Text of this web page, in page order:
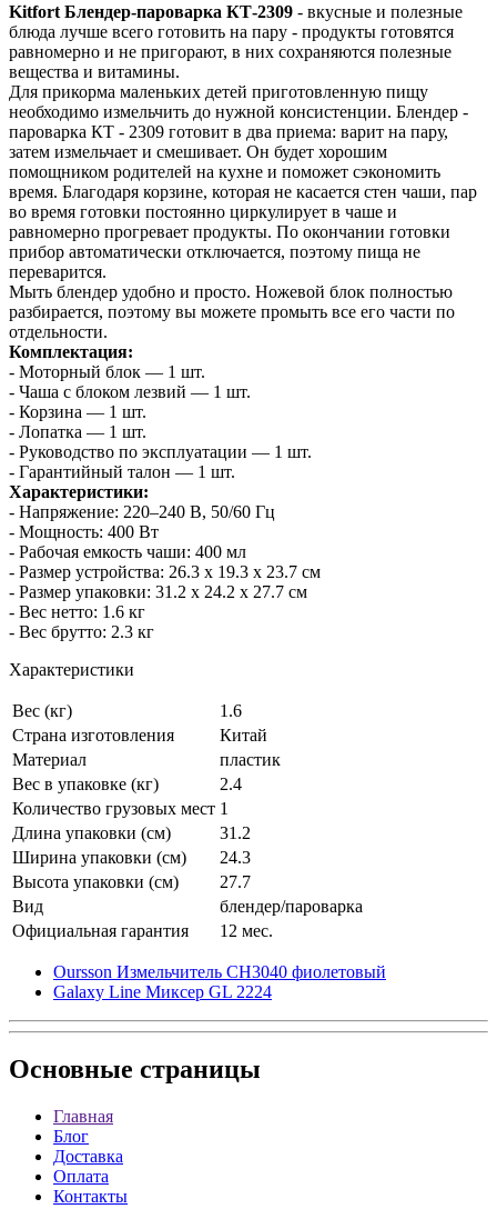
Kitfort Блендер-пароварка КТ-2309 - вкусные и полезные
блюда лучше всего готовить на пару - продукты готовятся
равномерно и не пригорают, в них сохраняются полезные
вещества и витамины.
Для прикорма маленьких детей приготовленную пищу
необходимо измельчить до нужной консистенции. Блендер -
пароварка КТ - 2309 готовит в два приема: варит на пару,
затем измельчает и смешивает. Он будет хорошим
помощником родителей на кухне и поможет сэкономить
время. Благодаря корзине, которая не касается стен чаши, пар
во время готовки постоянно циркулирует в чаше и
равномерно прогревает продукты. По окончании готовки
прибор автоматически отключается, поэтому пища не
переварится.
Мыть блендер удобно и просто. Ножевой блок полностью
разбирается, поэтому вы можете промыть все его части по
отдельности.
Комплектация:
- Моторный блок — 1 шт.
- Чаша с блоком лезвий — 1 шт.
- Корзина — 1 шт.
- Лопатка — 1 шт.
- Руководство по эксплуатации — 1 шт.
- Гарантийный талон — 1 шт.
Характеристики:
- Напряжение: 220–240 В, 50/60 Гц
- Мощность: 400 Вт
- Рабочая емкость чаши: 400 мл
- Размер устройства: 26.3 х 19.3 x 23.7 см
- Размер упаковки: 31.2 x 24.2 x 27.7 см
- Вес нетто: 1.6 кг
- Вес брутто: 2.3 кг
Характеристики
Вес (кг)
1.6
Страна изготовления
Китай
Материал
пластик
Вес в упаковке (кг)
2.4
Количество грузовых мест 1
Длина упаковки (см)
31.2
Ширина упаковки (см)
24.3
Высота упаковки (см)
27.7
Вид
блендер/пароварка
Официальная гарантия
12 мес.
Oursson Измельчитель CH3040 фиолетовый
Galaxy Line Миксер GL 2224
Основные страницы
Главная
Блог
Доставка
Оплата
Контакты